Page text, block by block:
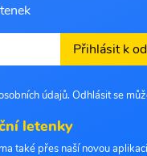
Přihlásit k
údajů. Odhlásit se
letenky
také přes naší novou